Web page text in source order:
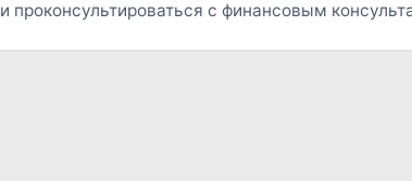
проконсультироваться с финансовым